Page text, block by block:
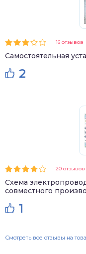
16 отзывов
Самостоятельная
2
20 отзывов
Схема
совместного
1
Смотреть все отзывы на